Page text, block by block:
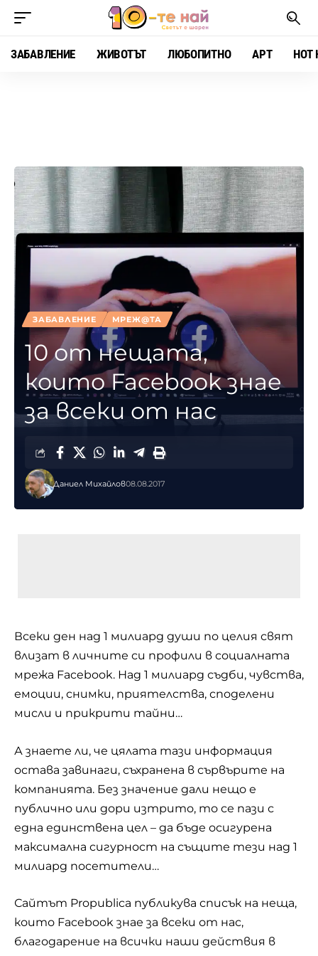
ЗАБАВЛЕНИЕ ЖИВОТЪТ ЛЮБОПИТНО АРТ HOT
ЗАБАВЛЕНИЕ МРЕЖ@ТА
10 от нещата,
които Facebook знае
за всеки от нас
Даниел Михайлов08.08.2017
Всеки ден над 1 милиард души по целия свят
влизат в личните си профили в социалната
мрежа Facebook. Над 1 милиард съдби, чувства,
емоции, снимки, приятелства, споделени
мисли и прикрити тайни…
А знаете ли, че цялата тази информация
остава завинаги, съхранена в сървърите на
компанията. Без значение дали нещо е
публично или дори изтрито, то се пази с
една единствена цел – да бъде осигурена
максимална сигурност на същите тези над 1
милиард посетители…
Сайтът Propublica публикува списък на неща,
които Facebook знае за всеки от нас,
благодарение на всички наши действия в